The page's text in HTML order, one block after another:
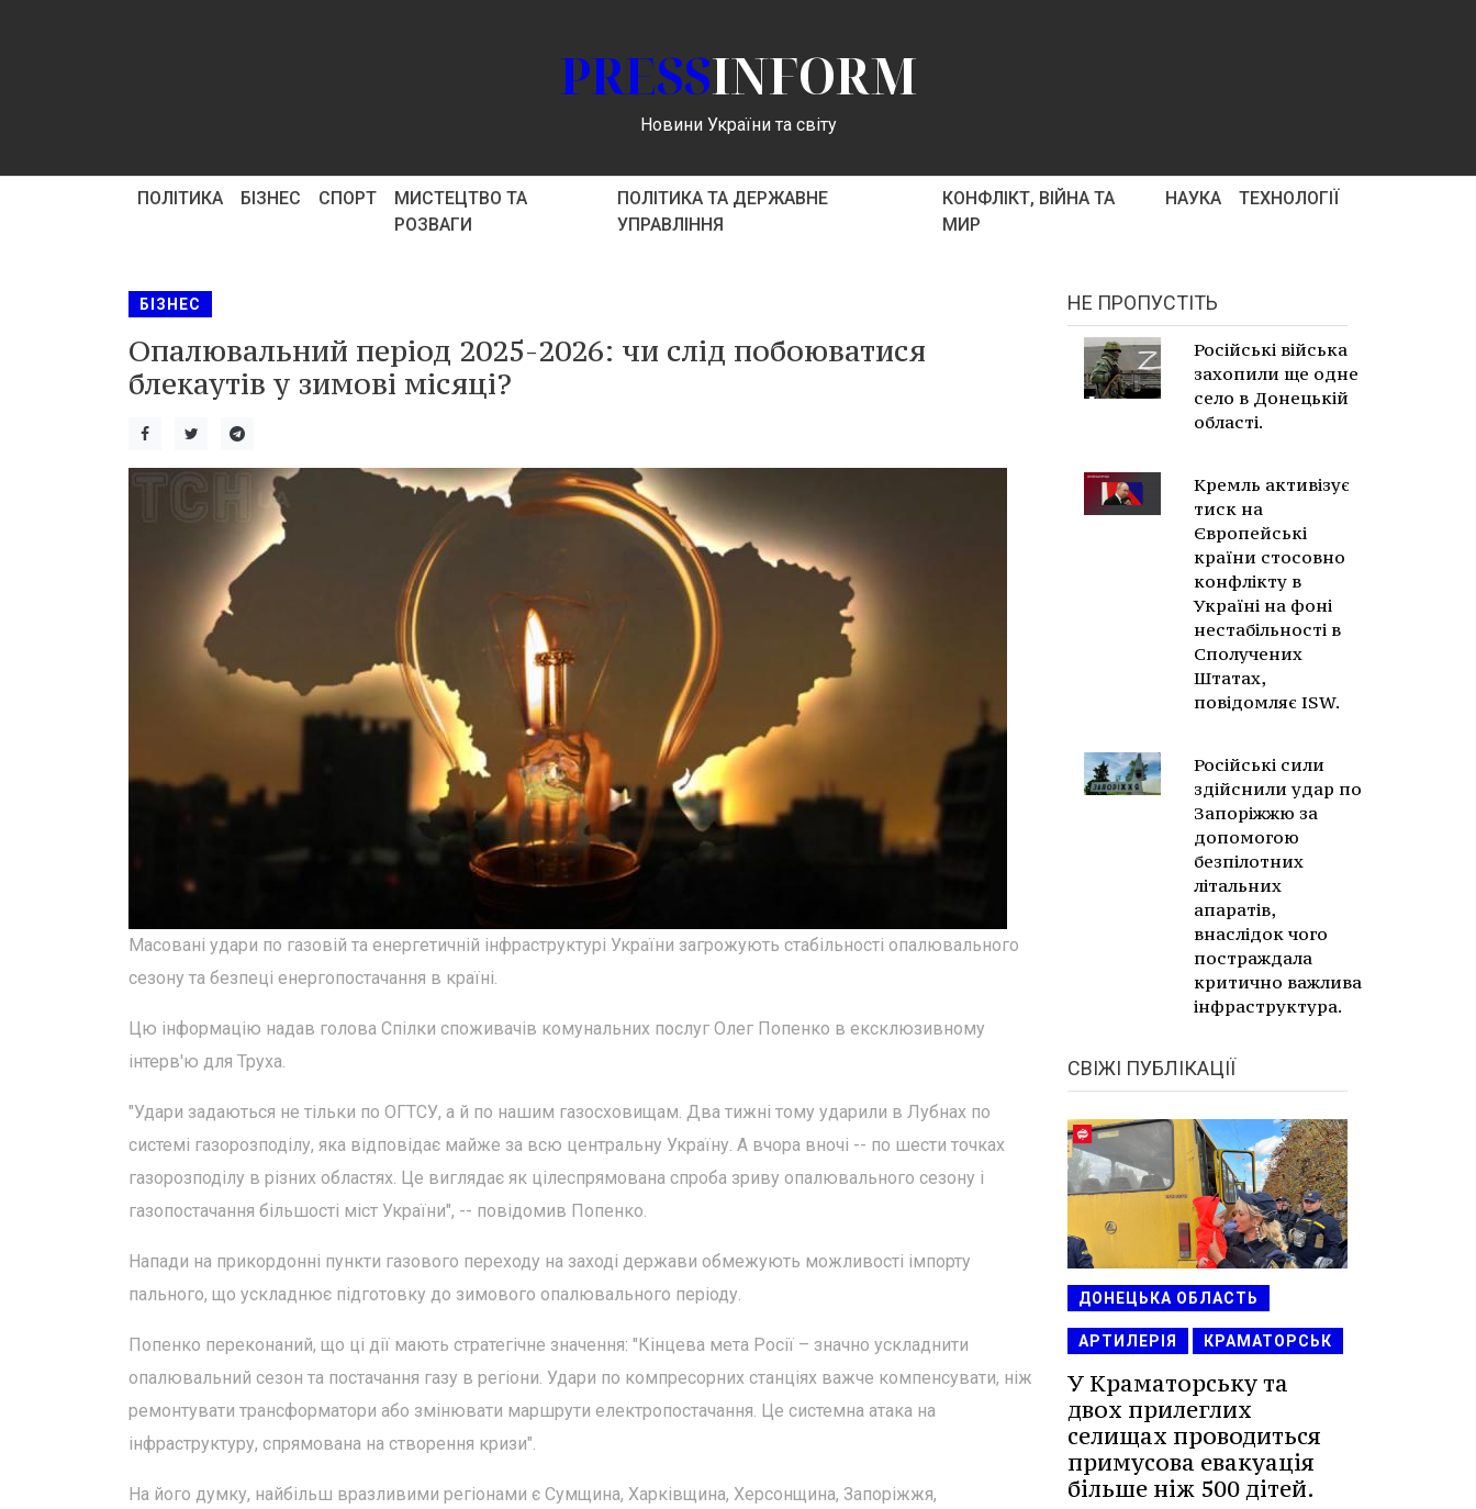
PRESSINFORM
Новини України та світу
ПОЛІТИКА БІЗНЕС СПОРТ
МИСТЕЦТВО ТА
РОЗВАГИ
ПОЛІТИКА ТА ДЕРЖАВНЕ
УПРАВЛІННЯ
КОНФЛІКТ, ВІЙНА ТА
МИР
НАУКА ТЕХНОЛОГІЇ
БІЗНЕС
Опалювальний період 2025-2026: чи слід побоюватися
блекаутів у зимові місяці?
Масовані удари по газовій та енергетичній інфраструктурі України загрожують стабільності опалювального
сезону та безпеці енергопостачання в країні.
Цю інформацію надав голова Спілки споживачів комунальних послуг Олег Попенко в ексклюзивному
інтерв'ю для Труха.
"Удари задаються не тільки по ОГТСУ, а й по нашим газосховищам. Два тижні тому ударили в Лубнах по
системі газорозподілу, яка відповідає майже за всю центральну Україну. А вчора вночі -- по шести точках
газорозподілу в різних областях. Це виглядає як цілеспрямована спроба зриву опалювального сезону і
газопостачання більшості міст України", -- повідомив Попенко.
Напади на прикордонні пункти газового переходу на заході держави обмежують можливості імпорту
пального, що ускладнює підготовку до зимового опалювального періоду.
Попенко переконаний, що ці дії мають стратегічне значення: "Кінцева мета Росії – значно ускладнити
опалювальний сезон та постачання газу в регіони. Удари по компресорних станціях важче компенсувати, ніж
ремонтувати трансформатори або змінювати маршрути електропостачання. Це системна атака на
інфраструктуру, спрямована на створення кризи".
На його думку, найбільш вразливими регіонами є Сумщина, Харківщина, Херсонщина, Запоріжжя,
НЕ ПРОПУСТІТЬ
Російські війська
захопили ще одне
село в Донецькій
області.
Кремль активізує
тиск на
Європейські
країни стосовно
конфлікту в
Україні на фоні
нестабільності в
Сполучених
Штатах,
повідомляє ISW.
Російські сили
здійснили удар по
Запоріжжю за
допомогою
безпілотних
літальних
апаратів,
внаслідок чого
постраждала
критично важлива
інфраструктура.
СВІЖІ ПУБЛІКАЦІЇ
ДОНЕЦЬКА ОБЛАСТЬ
АРТИЛЕРІЯ КРАМАТОРСЬК
У Краматорську та
двох прилеглих
селищах проводиться
примусова евакуація
більше ніж 500 дітей.